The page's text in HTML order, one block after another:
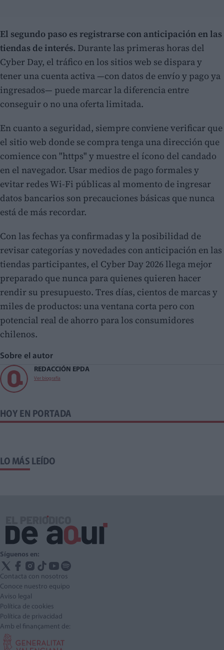
El segundo paso es registrarse con anticipación en las
tiendas de interés. Durante las primeras horas del
Cyber Day, el tráfico en los sitios web se dispara y
tener una cuenta activa —con datos de envío y pago ya
ingresados— puede marcar la diferencia entre
conseguir o no una oferta limitada.
En cuanto a seguridad, siempre conviene verificar que
el sitio web donde se compra tenga una dirección que
comience con "https" y muestre el ícono del candado
en el navegador. Usar medios de pago formales y
evitar redes Wi-Fi públicas al momento de ingresar
datos bancarios son precauciones básicas que nunca
está de más recordar.
Con las fechas ya confirmadas y la posibilidad de
revisar categorías y novedades con anticipación en las
tiendas participantes, el Cyber Day 2026 llega mejor
preparado que nunca para quienes quieren hacer
rendir su presupuesto. Tres días, cientos de marcas y
miles de productos: una ventana corta pero con
potencial real de ahorro para los consumidores
chilenos.
Sobre el autor
REDACCIÓN EPDA
Ver biografía
HOY EN PORTADA
LO MÁS LEÍDO
Síguenos en:
Contacta con nosotros
Conoce nuestro equipo
Aviso legal
Política de cookies
Política de privacidad
Amb el finançament de: